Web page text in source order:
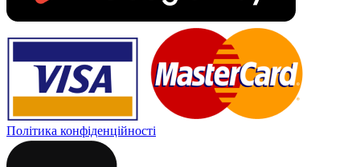
Політика конфіденційності